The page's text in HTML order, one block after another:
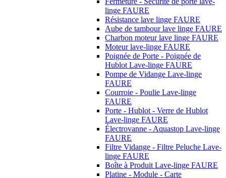
linge FAURE
Résistance lave linge FAURE
Aube de tambour lave linge FAURE
Charbon moteur lave linge FAURE
Moteur lave-linge FAURE
Poignée de Porte - Poignée de
Hublot Lave-linge FAURE
Pompe de Vidange Lave-linge
FAURE
Courroie - Poulie Lave-linge
FAURE
Porte - Hublot - Verre de Hublot
Lave-linge FAURE
Électrovanne - Aquastop Lave-linge
FAURE
Filtre Vidange - Filtre Peluche Lave-
linge FAURE
Boîte à Produit Lave-linge FAURE
Platine - Module - Carte